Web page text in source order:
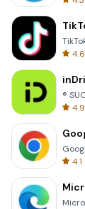
4.6
®
4.9
4.1